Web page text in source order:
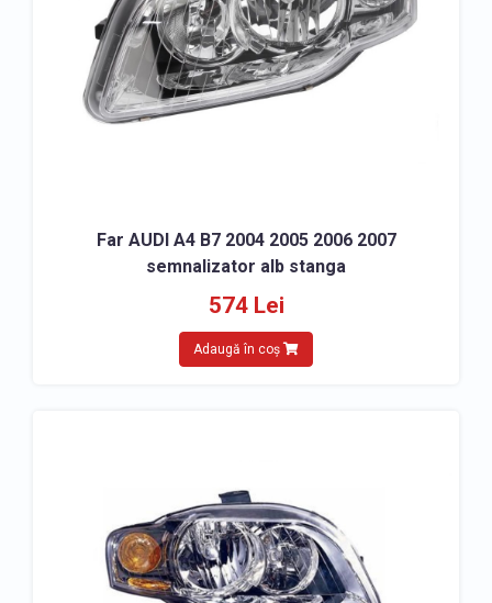
Far AUDI A4 B7 2004 2005 2006 2007
semnalizator alb stanga
574 Lei
Adaugă în coș